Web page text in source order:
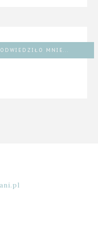
ODWIEDZIŁO MNIE...